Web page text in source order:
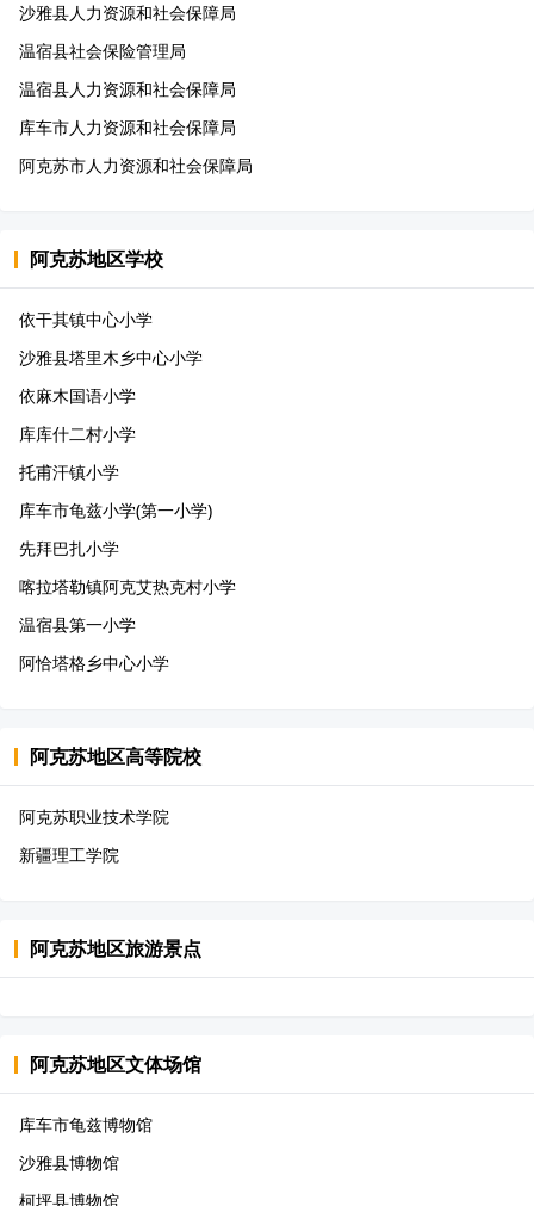
沙雅县人力资源和社会保障局
温宿县社会保险管理局
温宿县人力资源和社会保障局
库车市人力资源和社会保障局
阿克苏市人力资源和社会保障局
阿克苏地区学校
依干其镇中心小学
沙雅县塔里木乡中心小学
依麻木国语小学
库库什二村小学
托甫汗镇小学
库车市龟兹小学(第一小学)
先拜巴扎小学
喀拉塔勒镇阿克艾热克村小学
温宿县第一小学
阿恰塔格乡中心小学
阿克苏地区高等院校
阿克苏职业技术学院
新疆理工学院
阿克苏地区旅游景点
阿克苏地区文体场馆
库车市龟兹博物馆
沙雅县博物馆
柯坪县博物馆